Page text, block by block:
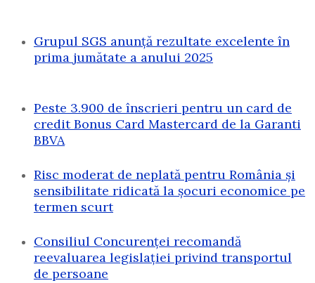
Grupul SGS anunță rezultate excelente în
prima jumătate a anului 2025
Peste 3.900 de înscrieri pentru un card de
credit Bonus Card Mastercard de la Garanti
BBVA
Risc moderat de neplată pentru România și
sensibilitate ridicată la șocuri economice pe
termen scurt
Consiliul Concurenței recomandă
reevaluarea legislației privind transportul
de persoane